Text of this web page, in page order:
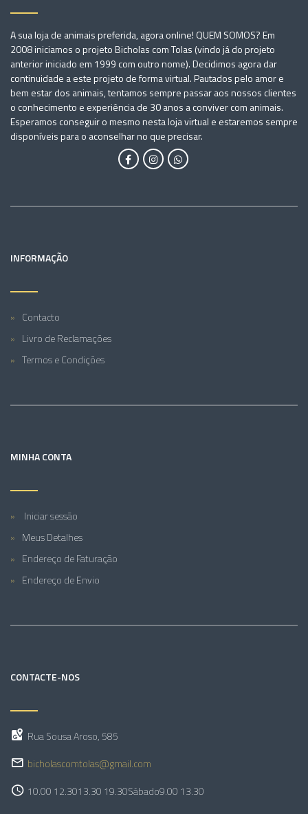
A sua loja de animais preferida, agora online! QUEM SOMOS? Em
2008 iniciamos o projeto Bicholas com Tolas (vindo já do projeto
anterior iniciado em 1999 com outro nome). Decidimos agora dar
continuidade a este projeto de forma virtual. Pautados pelo amor e
bem estar dos animais, tentamos sempre passar aos nossos clientes
o conhecimento e experiência de 30 anos a conviver com animais.
Esperamos conseguir o mesmo nesta loja virtual e estaremos sempre
disponíveis para o aconselhar no que precisar.
INFORMAÇÃO
Contacto
Livro de Reclamações
Termos e Condições
MINHA CONTA
Iniciar sessão
Meus Detalhes
Endereço de Faturação
Endereço de Envio
CONTACTE-NOS
Rua Sousa Aroso, 585
bicholascomtolas@gmail.com
10.00 12.3013.30 19.30Sábado9.00 13.30